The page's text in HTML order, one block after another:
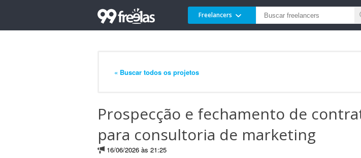
Freelancers
« Buscar todos os projetos
Prospecção e fechamento de
para consultoria de marketing
16/06/2026 às 21:25